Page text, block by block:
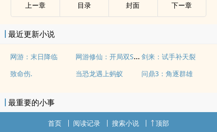
上ー章 目录 封面 下ー章
最近更新小说
网游：末日降临 网游修仙：开局双SSS级天赋 剑来：试手补天裂
致命伤.
当恐龙遇上蚂蚁 问鼎3：角逐群雄
最重要的小事
首页 阅读记录 搜索小说 顶部